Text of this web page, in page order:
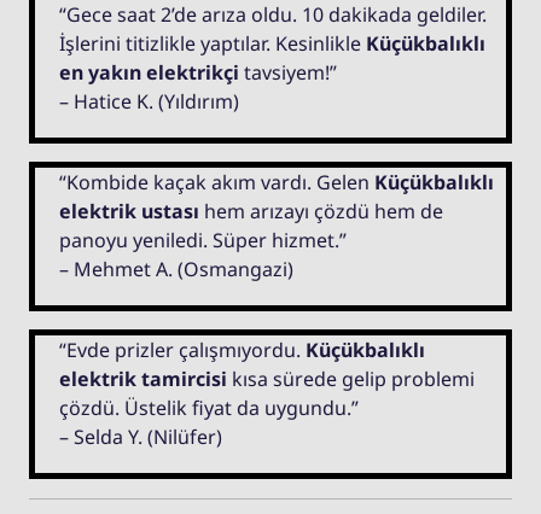
“Gece saat 2’de arıza oldu. 10 dakikada geldiler.
İşlerini titizlikle yaptılar. Kesinlikle Küçükbalıklı
en yakın elektrikçi tavsiyem!”
– Hatice K. (Yıldırım)
“Kombide kaçak akım vardı. Gelen Küçükbalıklı
elektrik ustası hem arızayı çözdü hem de
panoyu yeniledi. Süper hizmet.”
– Mehmet A. (Osmangazi)
“Evde prizler çalışmıyordu. Küçükbalıklı
elektrik tamircisi kısa sürede gelip problemi
çözdü. Üstelik fiyat da uygundu.”
– Selda Y. (Nilüfer)